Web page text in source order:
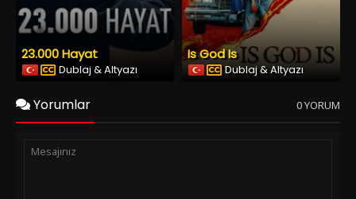
23.000 Hayat
Dublaj & Altyazı
Is God Is
Dublaj & Altyazı
Yorumlar 0 YORUM